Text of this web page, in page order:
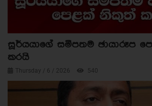
සූර්යයාගේ සමීපතම ඡායාරූප
කරයි
Thursday / 6 / 2026 540